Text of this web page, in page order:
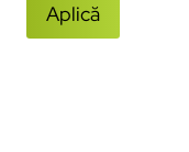
Aplică